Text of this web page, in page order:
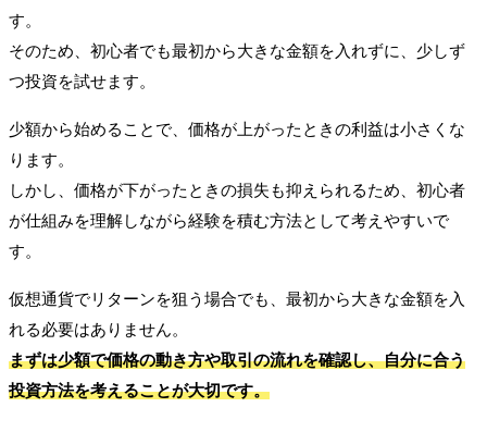
す。
そのため、初心者でも最初から大きな金額を入れずに、少しず
つ投資を試せます。
少額から始めることで、価格が上がったときの利益は小さくな
ります。
しかし、価格が下がったときの損失も抑えられるため、初心者
が仕組みを理解しながら経験を積む方法として考えやすいで
す。
仮想通貨でリターンを狙う場合でも、最初から大きな金額を入
れる必要はありません。
まずは少額で価格の動き方や取引の流れを確認し、自分に合う
投資方法を考えることが大切です。